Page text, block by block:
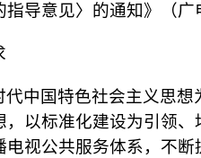
指导意见〉的通知》（
代中国特色社会主义思
，以标准化建设为引领
电视公共服务体系，不